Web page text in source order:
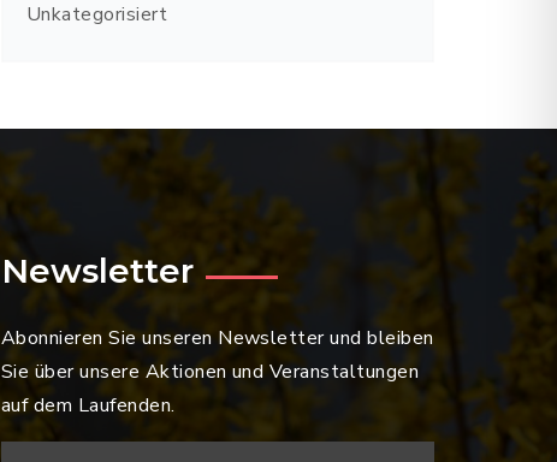
Unkategorisiert
Newsletter
Abonnieren Sie unseren Newsletter und bleiben
Sie über unsere Aktionen und Veranstaltungen
auf dem Laufenden.